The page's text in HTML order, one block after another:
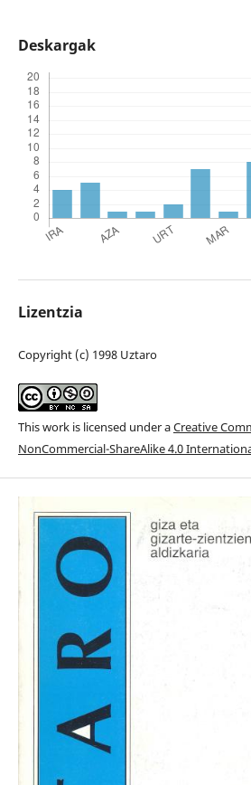
Deskargak
Lizentzia
Copyright (c) 1998 Uztaro
This work is licensed under aCreative
NonCommercial-ShareAlike 4.0